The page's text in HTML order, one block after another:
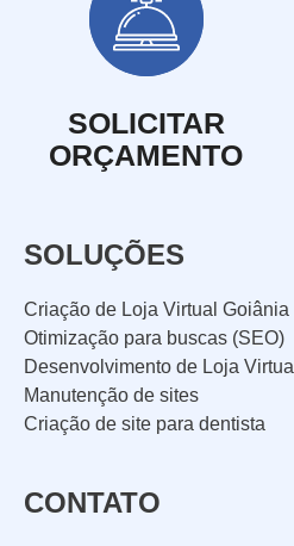
SOLICITAR
ORÇAMENTO
SOLUÇÕES
Criação de Loja Virtual Goiânia
Otimização para buscas (SEO)
Desenvolvimento de Loja Virtual
Manutenção de sites
Criação de site para dentista
CONTATO